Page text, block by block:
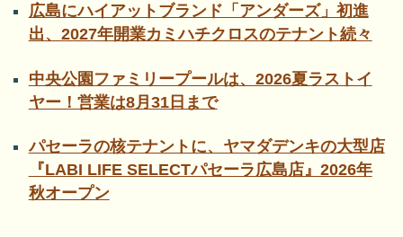
広島にハイアットブランド「アンダーズ」初進
出、2027年開業カミハチクロスのテナント続々
中央公園ファミリープールは、2026夏ラストイ
ヤー！営業は8月31日まで
パセーラの核テナントに、ヤマダデンキの大型店
『LABI LIFE SELECTパセーラ広島店』2026年
秋オープン